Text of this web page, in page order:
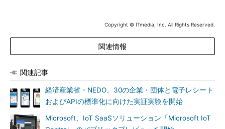
Provisioning Service SDK」も、近いうちにiOSで利用できるよ
Copyright © ITmedia, Inc. All Rights Reserved.
関連情報
関連記事
経済産業省・NEDO、30の企業・団体と電子レシート
およびAPIの標準化に向けた実証実験を開始
Microsoft、IoT SaaSソリューション「Microsoft IoT